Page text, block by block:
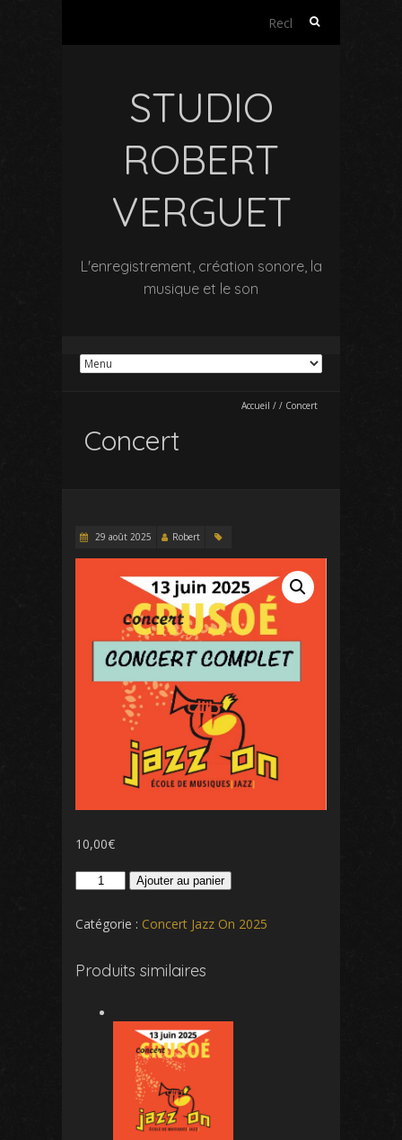
Rechercher :
STUDIO
ROBERT
VERGUET
L'enregistrement, création sonore, la
musique et le son
Accueil / / Concert
Concert
29 août 2025 Robert
10,00€
quantité
Concert
Ajouter au panier
Catégorie : Concert Jazz On 2025
Produits similaires